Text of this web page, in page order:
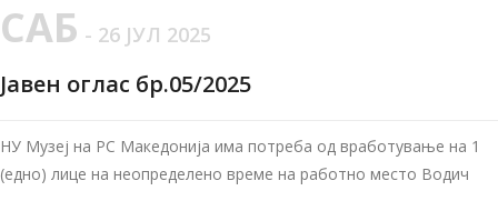
САБ - 26 ЈУЛ 2025
Јавен оглас бр.05/2025
НУ Музеј на РС Македонија има потреба од вработување на 1
(едно) лице на неопределено време на работно место Водич